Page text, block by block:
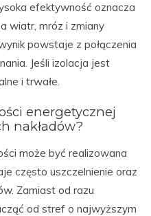
efektywność oznacza
wiatr, mróz i zmiany
powstaje z połączenia
Jeśli izolacja jest
i trwałe.
energetycznej
nakładów?
może być realizowana
często uszczelnienie oraz
Zamiast od razu
od stref o najwyższym